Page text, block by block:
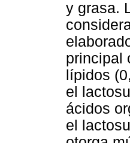
y grasa.
principal
lípidos
el
ácidos
el